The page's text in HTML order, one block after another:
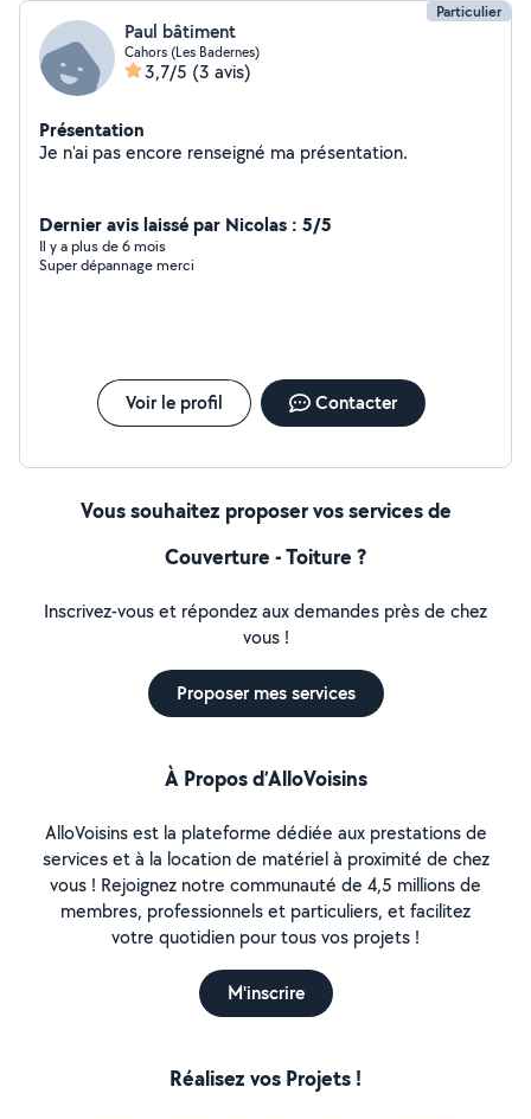
Particulier
Paul bâtiment
Cahors (Les Badernes)
3,7/5 (3 avis)
Présentation
Je n'ai pas encore renseigné ma présentation.
Dernier avis laissé par Nicolas : 5/5
Il y a plus de 6 mois
Super dépannage merci
Voir le profil Contacter
Vous souhaitez proposer vos services de
Couverture - Toiture ?
Inscrivez-vous et répondez aux demandes près de chez
vous !
Proposer mes services
À Propos d’AlloVoisins
AlloVoisins est la plateforme dédiée aux prestations de
services et à la location de matériel à proximité de chez
vous ! Rejoignez notre communauté de 4,5 millions de
membres, professionnels et particuliers, et facilitez
votre quotidien pour tous vos projets !
M'inscrire
Réalisez vos Projets !